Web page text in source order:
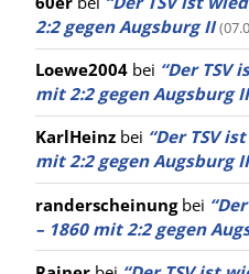
2:2 gegen Augsburg II
Loewe2004 bei “Der TSV
mit 2:2 gegen Augsburg II
KarlHeinz bei “Der TSV
mit 2:2 gegen Augsburg II
randerscheinungbei
– 1860 mit 2:2 gegen